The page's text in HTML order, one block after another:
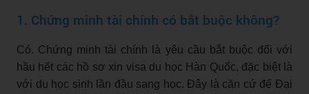
1. Chứng minh tài chính có bắt buộc không?
Có. Chứng minh tài chính là yêu cầu bắt buộc đối với
hầu hết các hồ sơ xin visa du học Hàn Quốc, đặc biệt là
với du học sinh lần đầu sang học. Đây là căn cứ để Đại